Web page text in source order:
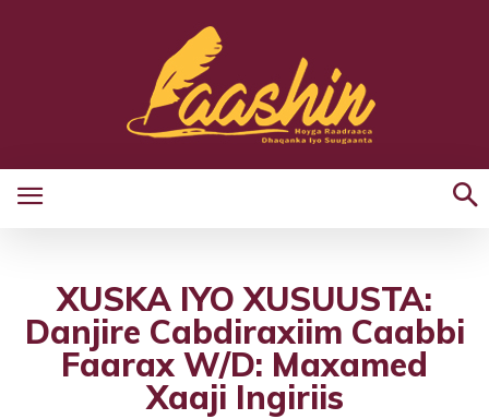
XUSKA IYO XUSUUSTA:
Danjire Cabdiraxiim Caabbi
Faarax W/D: Maxamed
Xaaji Ingiriis